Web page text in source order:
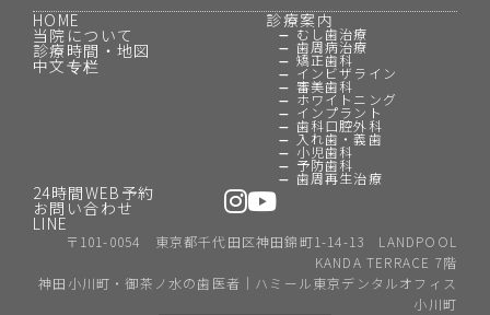
HOME
当院について
診療時間・地図
中文专栏
診療案内
むし歯治療
歯周病治療
矯正歯科
インビザライン
審美歯科
ホワイトニング
インプラント
歯科口腔外科
入れ歯・義歯
小児歯科
予防歯科
歯周再生治療
24時間WEB予約
お問い合わせ
LINE
〒101-0054 東京都千代田区神田錦町1-14-13 LANDPOOL
KANDA TERRACE 7階
神田小川町・御茶ノ水の歯医者｜ハミール東京デンタルオフィス
小川町